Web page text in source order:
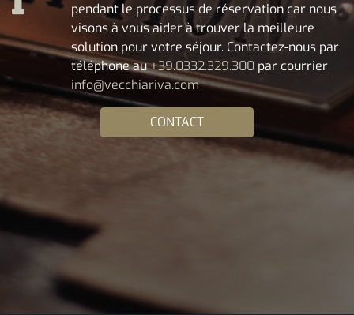
pendant le processus de réservation car nous
visons à vous aider à trouver la meilleure
solution pour votre séjour. Contactez-nous par
téléphone au+39.0332.329.300par courrier
info@vecchiariva.com
CONTACT